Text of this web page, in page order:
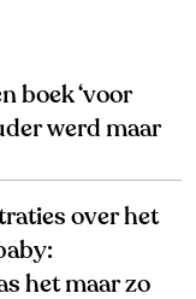
boek ‘voor
werd maar
over het
het maar zo